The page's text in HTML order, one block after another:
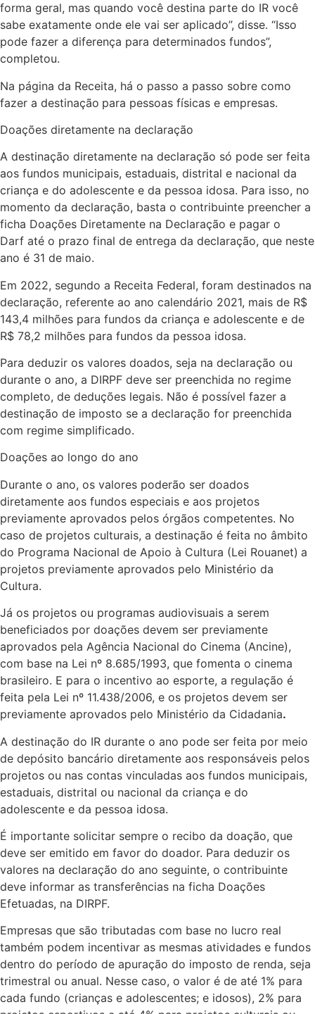
forma geral, mas quando você destina parte do IR você
sabe exatamente onde ele vai ser aplicado”, disse. “Isso
pode fazer a diferença para determinados fundos”,
completou.
Na página da Receita, há o passo a passo sobre como
fazer a destinação para pessoas físicas e empresas.
Doações diretamente na declaração
A destinação diretamente na declaração só pode ser feita
aos fundos municipais, estaduais, distrital e nacional da
criança e do adolescente e da pessoa idosa. Para isso, no
momento da declaração, basta o contribuinte preencher a
ficha Doações Diretamente na Declaração e pagar o
Darf até o prazo final de entrega da declaração, que neste
ano é 31 de maio.
Em 2022, segundo a Receita Federal, foram destinados na
declaração, referente ao ano calendário 2021, mais de R$
143,4 milhões para fundos da criança e adolescente e de
R$ 78,2 milhões para fundos da pessoa idosa.
Para deduzir os valores doados, seja na declaração ou
durante o ano, a DIRPF deve ser preenchida no regime
completo, de deduções legais. Não é possível fazer a
destinação de imposto se a declaração for preenchida
com regime simplificado.
Doações ao longo do ano
Durante o ano, os valores poderão ser doados
diretamente aos fundos especiais e aos projetos
previamente aprovados pelos órgãos competentes. No
caso de projetos culturais, a destinação é feita no âmbito
do Programa Nacional de Apoio à Cultura (Lei Rouanet) a
projetos previamente aprovados pelo Ministério da
Cultura.
Já os projetos ou programas audiovisuais a serem
beneficiados por doações devem ser previamente
aprovados pela Agência Nacional do Cinema (Ancine),
com base na Lei nº 8.685/1993, que fomenta o cinema
brasileiro. E para o incentivo ao esporte, a regulação é
feita pela Lei nº 11.438/2006, e os projetos devem ser
previamente aprovados pelo Ministério da Cidadania.
A destinação do IR durante o ano pode ser feita por meio
de depósito bancário diretamente aos responsáveis pelos
projetos ou nas contas vinculadas aos fundos municipais,
estaduais, distrital ou nacional da criança e do
adolescente e da pessoa idosa.
É importante solicitar sempre o recibo da doação, que
deve ser emitido em favor do doador. Para deduzir os
valores na declaração do ano seguinte, o contribuinte
deve informar as transferências na ficha Doações
Efetuadas, na DIRPF.
Empresas que são tributadas com base no lucro real
também podem incentivar as mesmas atividades e fundos
dentro do período de apuração do imposto de renda, seja
trimestral ou anual. Nesse caso, o valor é de até 1% para
cada fundo (crianças e adolescentes; e idosos), 2% para